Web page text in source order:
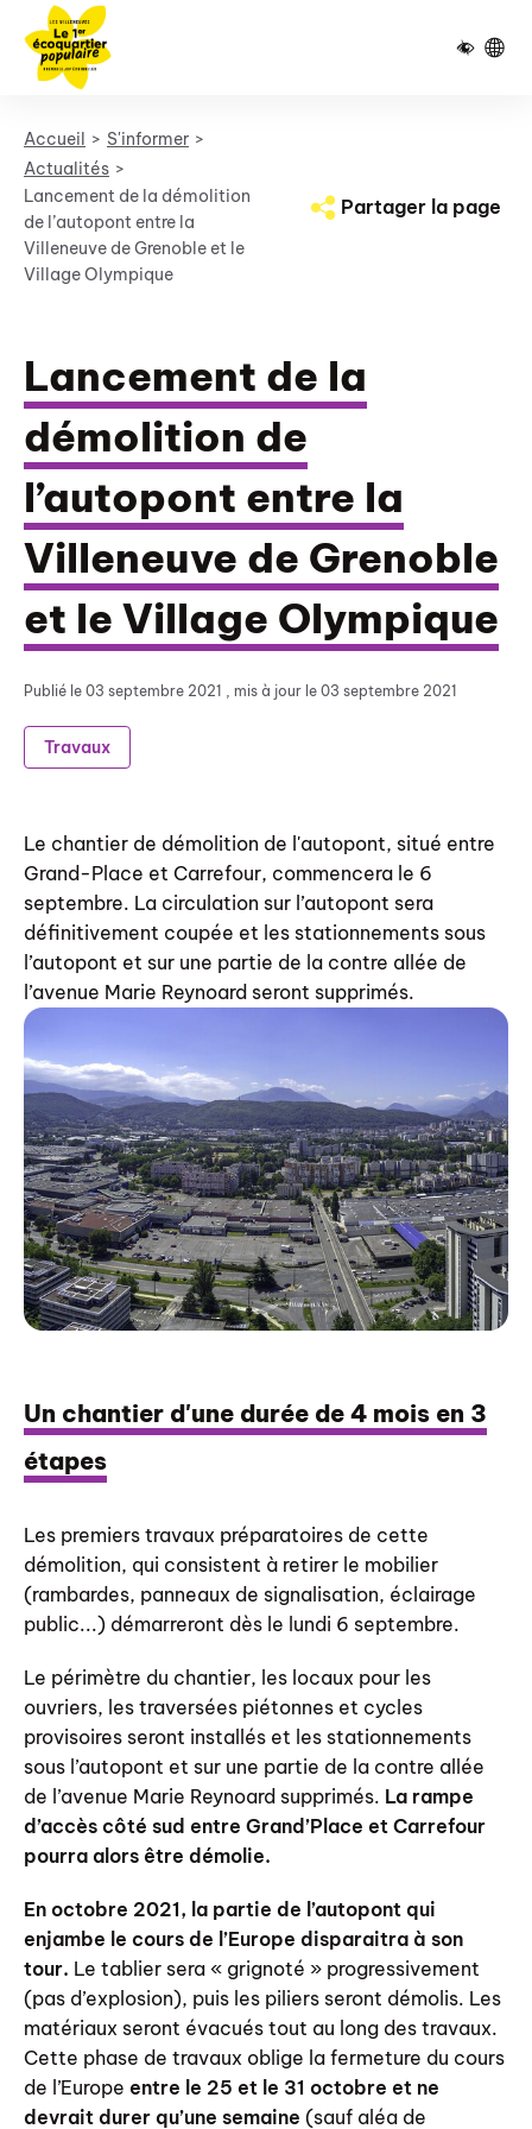
Accueil
S'informer
Actualités
Lancement de la démolition
de l’autopont entre la
Villeneuve de Grenoble et le
Village Olympique
Partager la page
Lancement de la
démolition de
l’autopont entre la
Villeneuve de Grenoble
et le Village Olympique
Publié le 03 septembre 2021 , mis à jour le 03 septembre 2021
Travaux
Le chantier de démolition de l'autopont, situé entre
Grand-Place et Carrefour, commencera le 6
septembre. La circulation sur l’autopont sera
définitivement coupée et les stationnements sous
l’autopont et sur une partie de la contre allée de
l’avenue Marie Reynoard seront supprimés.
Un chantier d'une durée de 4 mois en 3
étapes
Les premiers travaux préparatoires de cette
démolition, qui consistent à retirer le mobilier
(rambardes, panneaux de signalisation, éclairage
public...) démarreront dès le lundi 6 septembre.
Le périmètre du chantier, les locaux pour les
ouvriers, les traversées piétonnes et cycles
provisoires seront installés et les stationnements
sous l’autopont et sur une partie de la contre allée
de l’avenue Marie Reynoard supprimés. La rampe
d’accès côté sud entre Grand’Place et Carrefour
pourra alors être démolie.
En octobre 2021, la partie de l’autopont qui
enjambe le cours de l’Europe disparaitra à son
tour. Le tablier sera « grignoté » progressivement
(pas d’explosion), puis les piliers seront démolis. Les
matériaux seront évacués tout au long des travaux.
Cette phase de travaux oblige la fermeture du cours
de l’Europe entre le 25 et le 31 octobre et ne
devrait durer qu’une semaine (sauf aléa de
Panneau de gestion des cookies